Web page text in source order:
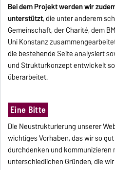
Bei dem Projekt werden wir
unterstützt,die unter anderem
Gemeinschaft, der Charité, dem
Uni Konstanz
die bestehende Seite analysiert
und Strukturkonzept entwickelt
überarbeitet.
Eine Bitte
Die Neustrukturierung unserer
wichtiges Vorhaben, das wir so
durchdenken und kommunizieren
unterschiedlichen Gründen, die